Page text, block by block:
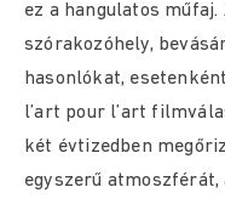
ez a hangulatos műfaj.
szórakozóhely,
hasonlókat,
l’art pour l’art
két évtizedben
egyszerű